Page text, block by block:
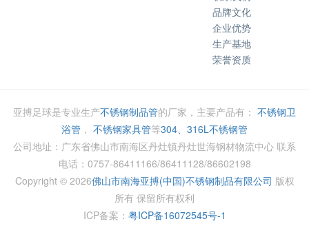
品牌文化
企业优势
生产基地
荣誉资质
亚搏足球是专业生产不锈钢制品管的厂家，主要产品有： 不锈钢卫
浴管 ， 不锈钢家具管等304、316L不锈钢管
公司地址：广东省佛山市南海区丹灶镇丹灶世海钢材物流中心 联系
电话：0757-86411166/86411128/86602198
Copyright © 2026佛山市南海亚搏(中国)不锈钢制品有限公司 版权
所有 保留所有权利
ICP备案： 粤ICP备16072545号-1